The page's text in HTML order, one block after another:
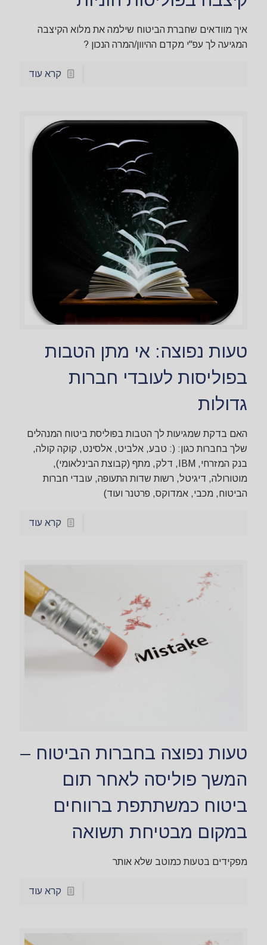
איך מוודאים שחברת הביטוח שילמה את מלוא הקיצבה
המגיעה לך עפ"י מקדם ההיוון/המרה הנכון ?
קרא עוד
טעות נפוצה: אי מתן הטבות
בפוליסות לעובדי חברות
גדולות
האם בדקת שמגיעות לך הטבות בפוליסת ביטוח המנהלים
שלך בחברות כגון: (: טבע, אלביט, אלסינט, קוקה קולה,
בנק המזרחי, IBM, דלק, מתף (קבוצת הבינלאומי),
מוטורולה, דיגיטל, רשות שדות התעופה, עובדי חברות
הביטוח, מכבי, אמדוקס, פרטנר ועוד)
קרא עוד
טעות נפוצה בחברות הביטוח –
המשך פוליסה לאחר תום
ביטוח כמשתתפת ברווחים
במקום מבטיחת תשואה
מפקידים בטעות כמוטב שלא אותר
קרא עוד